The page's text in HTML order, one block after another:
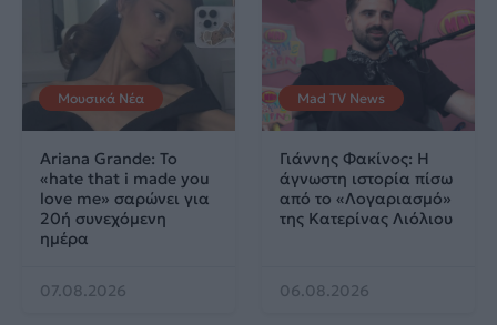
Μουσικά Νέα
Ariana Grande: Το
«hate that i made you
love me» σαρώνει για
20ή συνεχόμενη
ημέρα
07.08.2026
Mad TV News
Γιάννης Φακίνος: Η
άγνωστη ιστορία πίσω
από το «Λογαριασμό»
της Κατερίνας Λιόλιου
06.08.2026